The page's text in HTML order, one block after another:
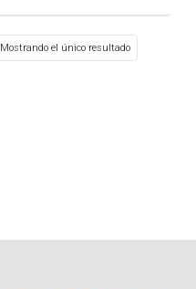
Mostrando el único resultado